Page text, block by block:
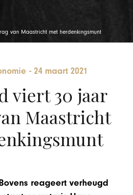
van Maastricht met herdenkingsmunt
-24 maart 2021
viert 30 jaar
Maastricht
reageert verheugd